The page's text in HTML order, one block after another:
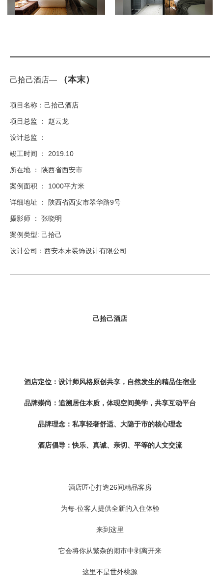
己拾己酒店— （本末）
项目名称：己拾己酒店
项目总监 ： 赵云龙
设计总监 ：
竣工时间 ： 2019.10
所在地 ： 陕西省西安市
案例面积 ： 1000平方米
详细地址 ： 陕西省西安市翠华路9号
摄影师 ： 张晓明
案例类型: 己拾己
设计公司：西安本末装饰设计有限公司
己拾己酒店
酒店定位：设计师风格原创共享，自然发生的精品住宿业
品牌崇尚：追溯居住本质，体现空间美学，共享互动平台
品牌理念：私享轻奢舒适、大隐于市的核心理念
酒店倡导：快乐、真诚、亲切、平等的人文交流
酒店匠心打造26间精品客房
为每-位客人提供全新的入住体验
来到这里
它会将你从繁杂的闹市中剥离开来
这里不是世外桃源